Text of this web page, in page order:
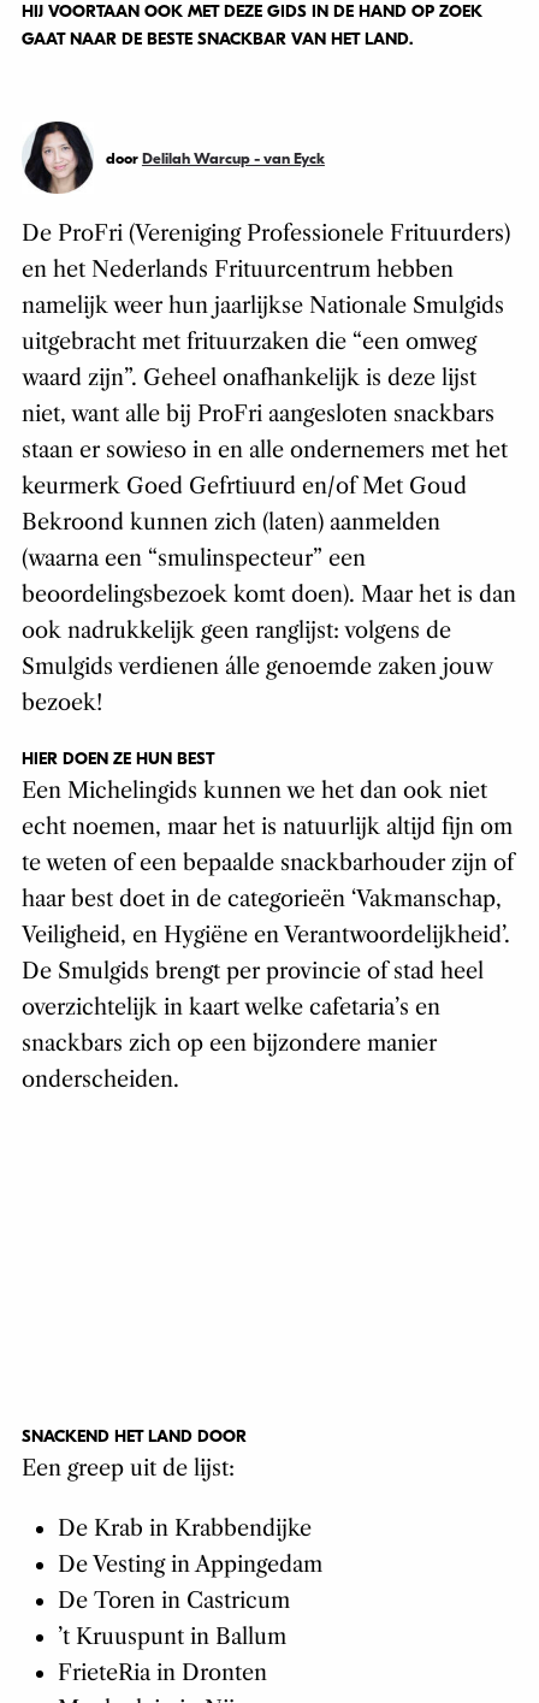
HIJ VOORTAAN OOK MET DEZE GIDS IN DE HAND OP ZOEK
GAAT NAAR DE BESTE SNACKBAR VAN HET LAND.
door Delilah Warcup - van Eyck
De ProFri (Vereniging Professionele Frituurders)
en het Nederlands Frituurcentrum hebben
namelijk weer hun jaarlijkse Nationale Smulgids
uitgebracht met frituurzaken die “een omweg
waard zijn”. Geheel onafhankelijk is deze lijst
niet, want alle bij ProFri aangesloten snackbars
staan er sowieso in en alle ondernemers met het
keurmerk Goed Gefrtiuurd en/of Met Goud
Bekroond kunnen zich (laten) aanmelden
(waarna een “smulinspecteur” een
beoordelingsbezoek komt doen). Maar het is dan
ook nadrukkelijk geen ranglijst: volgens de
Smulgids verdienen álle genoemde zaken jouw
bezoek!
HIER DOEN ZE HUN BEST
Een Michelingids kunnen we het dan ook niet
echt noemen, maar het is natuurlijk altijd fijn om
te weten of een bepaalde snackbarhouder zijn of
haar best doet in de categorieën ‘Vakmanschap,
Veiligheid, en Hygiëne en Verantwoordelijkheid’.
De Smulgids brengt per provincie of stad heel
overzichtelijk in kaart welke cafetaria’s en
snackbars zich op een bijzondere manier
onderscheiden.
SNACKEND HET LAND DOOR
Een greep uit de lijst:
De Krab in Krabbendijke
De Vestingin Appingedam
De Torenin Castricum
’t Kruuspuntin Ballum
FrieteRiain Dronten